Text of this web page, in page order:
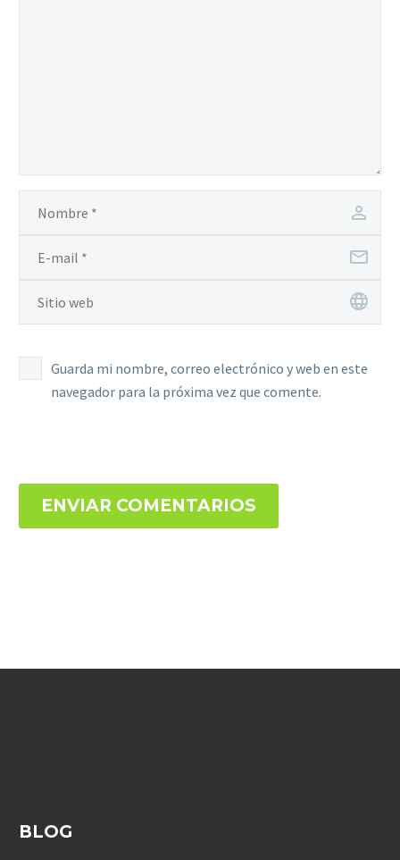
Guarda mi nombre, correo electrónico y web en este
navegador para la próxima vez que comente.
ENVIAR COMENTARIOS
BLOG